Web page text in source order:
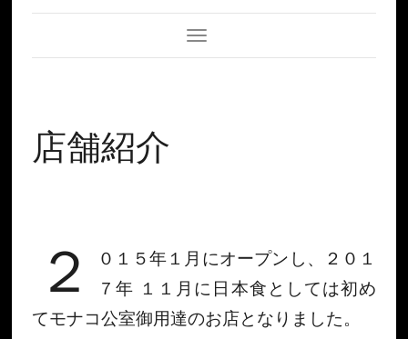
Toggle Navigation
店舗紹介
２
０１５年１月にオープンし、２０１
７年 １１月に日本食としては初め
てモナコ公室御用達のお店となりました。